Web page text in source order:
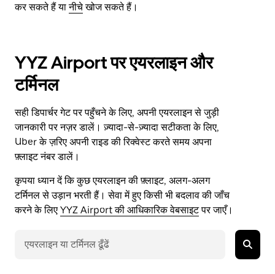
कर सकते हैं यानीचेखोज सकते हैं।
YYZ Airport पर एयरलाइन और
टर्मिनल
सही डिपार्चर गेट पर पहुँचने के लिए, अपनी एयरलाइन से जुड़ी
जानकारी पर नज़र डालें। ज़्यादा-से-ज़्यादा सटीकता के लिए,
Uber के ज़रिए अपनी राइड की रिक्वेस्ट करते समय अपना
फ़्लाइट नंबर डालें।
कृपया ध्यान दें कि कुछ एयरलाइन की फ़्लाइट, अलग-अलग
टर्मिनल से उड़ान भरती हैं। सेवा में हुए किसी भी बदलाव की जाँच
करने के लिए YYZ Airport की आधिकारिक वेबसाइटपर जाएँ।